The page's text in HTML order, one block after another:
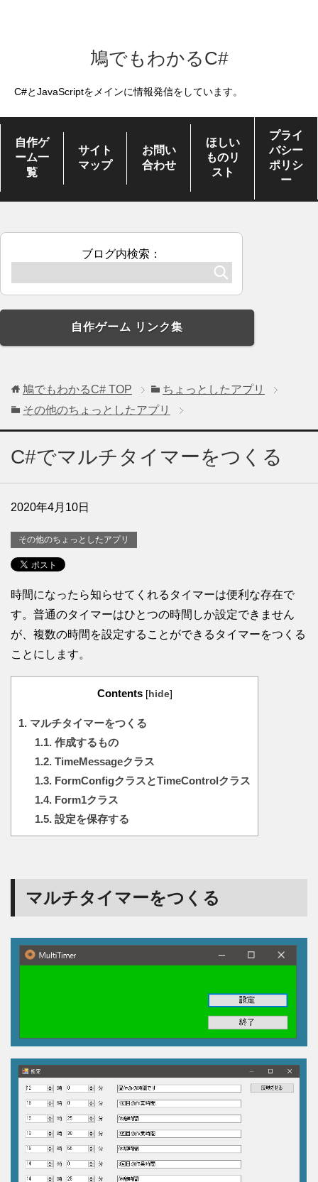
鳩でもわかるC#
C#とJavaScriptをメインに情報発信をしています。
自作ゲ
ーム一
覧
サイト
マップ
お問い
合わせ
ほしい
ものリ
スト
プライ
バシー
ポリシ
ー
ブログ内検索：
自作ゲーム リンク集
鳩でもわかるC# TOP
ちょっとしたアプリ
その他のちょっとしたアプリ
C#でマルチタイマーをつくる
2020年4月10日
その他のちょっとしたアプリ
時間になったら知らせてくれるタイマーは便利な存在で
す。普通のタイマーはひとつの時間しか設定できません
が、複数の時間を設定することができるタイマーをつくる
ことにします。
Contents [hide]
1. マルチタイマーをつくる
1.1.作成するもの
1.2.TimeMessageクラス
1.3.FormConfigクラスとTimeControlクラス
1.4.Form1クラス
1.5.設定を保存する
マルチタイマーをつくる